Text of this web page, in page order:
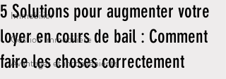
Immobilier
Gestion Immobilière
Avantages et inconvénients
5 Solutions pour augmenter votre
loyer en cours de bail : Comment
faire les choses correctement